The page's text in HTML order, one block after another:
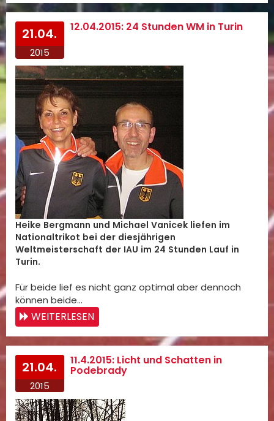
21.04.
2015
12.04.2015: 24 Stunden WM in Turin
Heike Bergmann und Michael Vanicek liefen im
Nationaltrikot bei der diesjährigen
Weltmeisterschaft der IAU im 24 Stunden Lauf in
Turin.
Für beide lief es nicht ganz optimal aber dennoch
können beide…
WEITERLESEN
21.04.
2015
11.4.2015: Licht und Schatten in
Podebrady